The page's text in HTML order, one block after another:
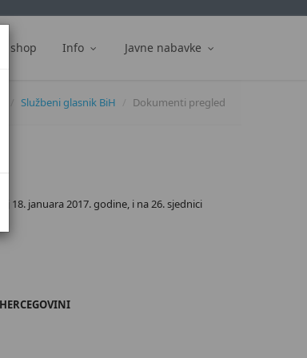
shop Info Javne nabavke
Službeni glasnik BiH Dokumenti pregled
18. januara 2017. godine, i na 26. sjednici